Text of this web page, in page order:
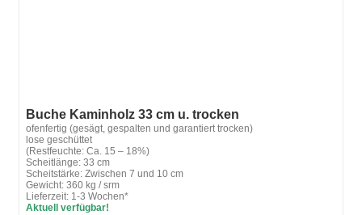
Buche Kaminholz 33 cm u. trocken
ofenfertig (gesägt, gespalten und garantiert trocken)
lose geschüttet
(Restfeuchte: Ca. 15 – 18%)
Scheitlänge: 33 cm
Scheitstärke: Zwischen 7 und 10 cm
Gewicht: 360 kg / srm
Lieferzeit: 1-3 Wochen*
Aktuell verfügbar!